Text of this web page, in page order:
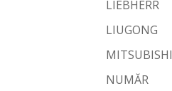
LIEBHERR
LIUGONG
MITSUBISHI
NUMĂR